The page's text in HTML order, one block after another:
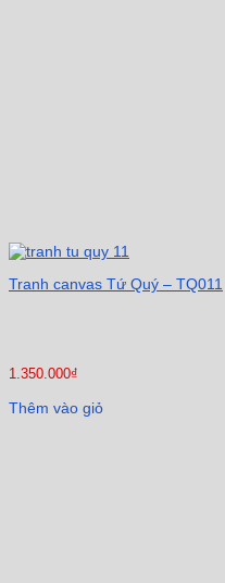
Tranh canvas Tứ Quý – TQ011
1.350.000₫
Thêm vào giỏ